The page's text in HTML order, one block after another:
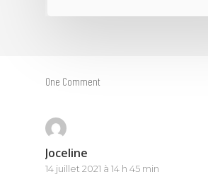
One Comment
Joceline
14 juillet 2021 à 14 h 45 min